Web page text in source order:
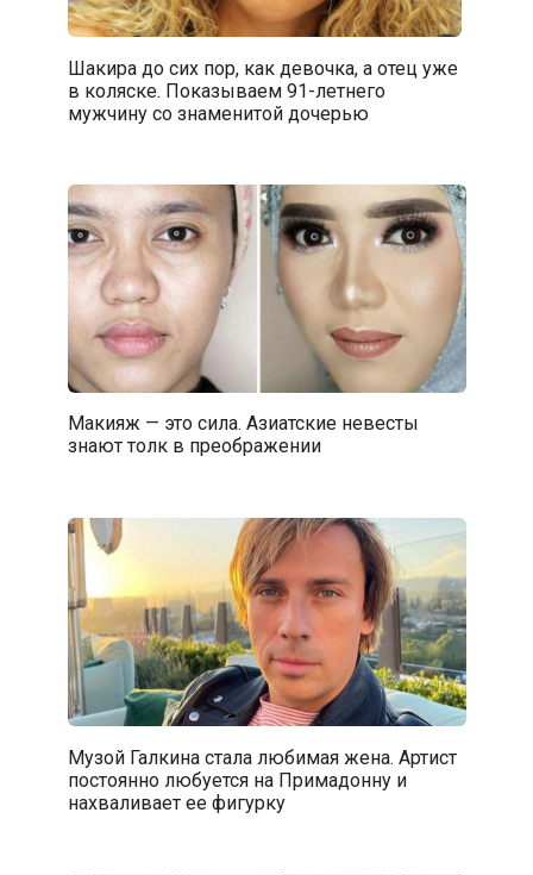
Шакира до сих пор, как девочка, а отец уже
в коляске. Показываем 91-летнего
мужчину со знаменитой дочерью
Макияж — это сила. Азиатские невесты
знают толк в преображении
Музой Галкина стала любимая жена. Артист
постоянно любуется на Примадонну и
нахваливает ее фигурку